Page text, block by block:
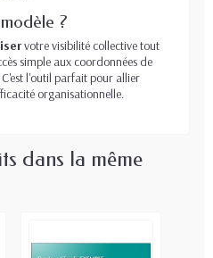
?
votre visibilité collective tout
simple aux coordonnées de
l'outil parfait pour allier
organisationnelle.
dans la même